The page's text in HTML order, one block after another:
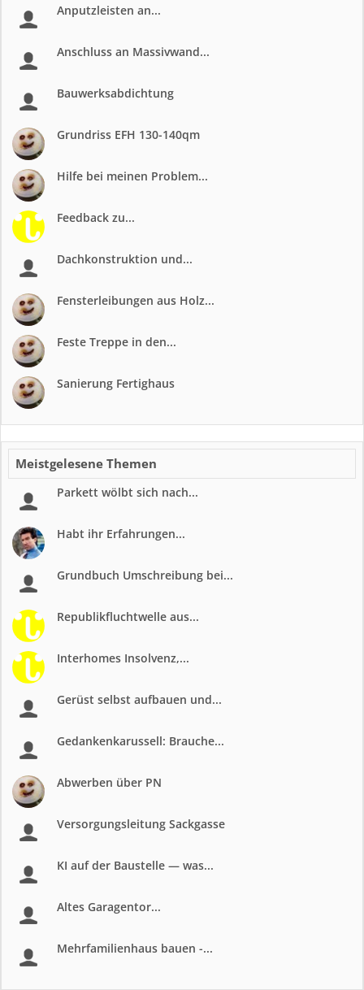
Anputzleisten an...
Anschluss an Massivwand...
Bauwerksabdichtung
Grundriss EFH 130-140qm
Hilfe bei meinen Problem...
Feedback zu...
Dachkonstruktion und...
Fensterleibungen aus Holz...
Feste Treppe in den...
Sanierung Fertighaus
Meistgelesene Themen
Parkett wölbt sich nach...
Habt ihr Erfahrungen...
Grundbuch Umschreibung bei...
Republikfluchtwelle aus...
Interhomes Insolvenz,...
Gerüst selbst aufbauen und...
Gedankenkarussell: Brauche...
Abwerben über PN
Versorgungsleitung Sackgasse
KI auf der Baustelle — was...
Altes Garagentor...
Mehrfamilienhaus bauen -...